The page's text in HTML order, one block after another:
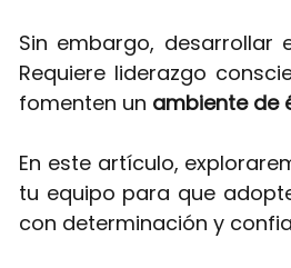
Sin embargo,
Requiere liderazgo
fomenten un ambiente de
En este artículo,
tu equipo para que
con determinación y